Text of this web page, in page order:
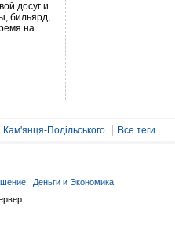
досуг и
бильярд,
на
Подільського Все теги
Деньги и Экономика